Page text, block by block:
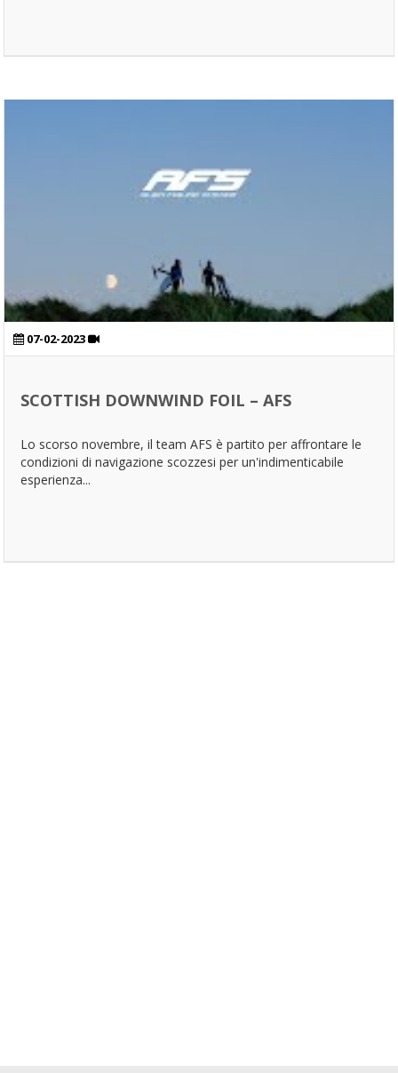
07-02-2023
SCOTTISH DOWNWIND FOIL – AFS
Lo scorso novembre, il team AFS è partito per affrontare le
condizioni di navigazione scozzesi per un'indimenticabile
esperienza...